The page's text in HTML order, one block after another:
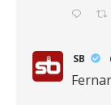
SB